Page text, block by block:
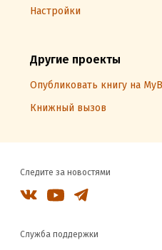
Настройки
Другие проекты
Опубликовать книгу на
Книжный вызов
Следите за новостями
Служба поддержки